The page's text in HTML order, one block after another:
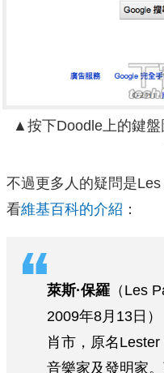
▲按下Doodle上的鍵
不過更多人的疑問是
看維基百科的介紹 ：
萊斯·保羅 （Les
2009年8月13日
肖市，原名Lester
音樂家及發明家